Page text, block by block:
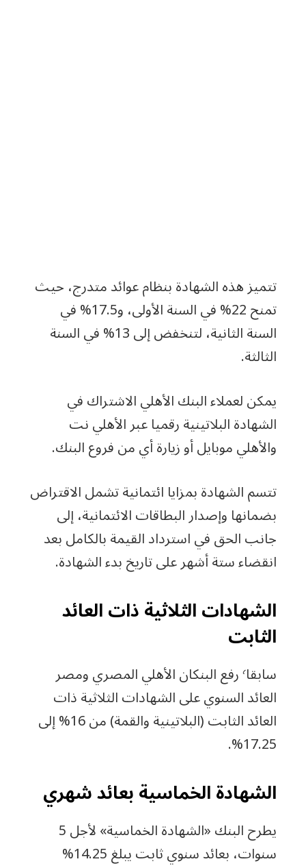
تتميز هذه الشهادة بنظام عوائد متدرج، حيث
تمنح 22% في السنة الأولى، و17.5% في
السنة الثانية، لتنخفض إلى 13% في السنة
الثالثة.
يمكن لعملاء البنك الأهلي الاشتراك في
الشهادة البلاتينية رقميا عبر الأهلي نت
والأهلي موبايل أو زيارة أي من فروع البنك.
تتسم الشهادة بمزايا ائتمانية تشمل الاقتراض
بضمانها وإصدار البطاقات الائتمانية، إلى
جانب الحق في استرداد القيمة بالكامل بعد
انقضاء ستة أشهر على تاريخ بدء الشهادة.
الشهادات الثلاثية ذات العائد
الثابت
سابقا٬ رفع البنكان الأهلي المصري ومصر
العائد السنوي على الشهادات الثلاثية ذات
العائد الثابت (البلاتينية والقمة) من 16% إلى
17.25%.
الشهادة الخماسية بعائد شهري
يطرح البنك «الشهادة الخماسية» لأجل 5
سنوات، بعائد سنوي ثابت يبلغ 14.25%